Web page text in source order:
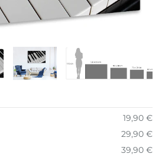
19,90 €
29,90 €
39,90 €